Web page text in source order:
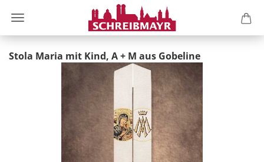
Stola Maria mit Kind, A + M aus Gobeline